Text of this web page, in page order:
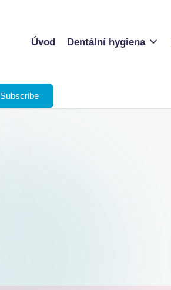
Úvod Dentální hygiena
Subscribe